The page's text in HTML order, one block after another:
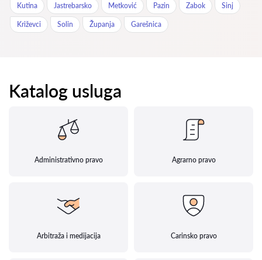
Kutina Jastrebarsko Metković Pazin Zabok Sinj
Križevci Solin Županja Garešnica
Katalog usluga
Administrativno pravo Agrarno pravo
Arbitraža i medijacija Carinsko pravo